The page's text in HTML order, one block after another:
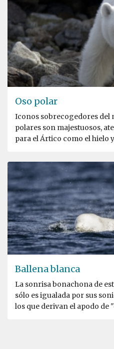
Oso polar
Iconos sobrecogedores del
polares son majestuosos,
para el Ártico como el hielo
Ballena blanca
La sonrisa bonachona de
sólo es igualada por sus
los que derivan el apodo de